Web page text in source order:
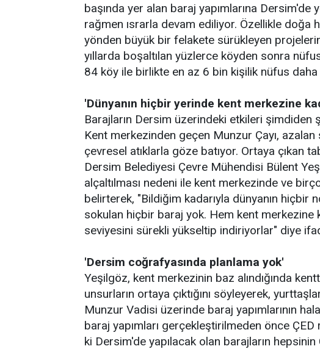
başında yer alan baraj yapımlarına
rağmen ısrarla devam ediliyor. Özellikle doğa
yönden büyük bir felakete sürükleyen
yıllarda boşaltılan yüzlerce köyden sonra
84 köy ile birlikte en az 6 bin kişilik nüfus
'Dünyanın hiçbir yerinde kent merkezine
Barajların Dersim üzerindeki etkileri şimdiden
Kent merkezinden geçen Munzur Çayı,
çevresel atıklarla göze batıyor. Ortaya çıkan
Dersim Belediyesi Çevre Mühendisi Bülent
alçaltılması nedeni ile kent merkezinde ve
belirterek, "Bildiğim kadarıyla dünyanın hiçbir
sokulan hiçbir baraj yok. Hem kent merkezine
seviyesini sürekli yükseltip indiriyorlar" diye
'Dersim coğrafyasında planlama yok'
Yeşilgöz, kent merkezinin baz alındığında
unsurların ortaya çıktığını söyleyerek,
Munzur Vadisi üzerinde baraj yapımlarının
baraj yapımları gerçekleştirilmeden önce ÇED
ki Dersim'de yapılacak olan barajların